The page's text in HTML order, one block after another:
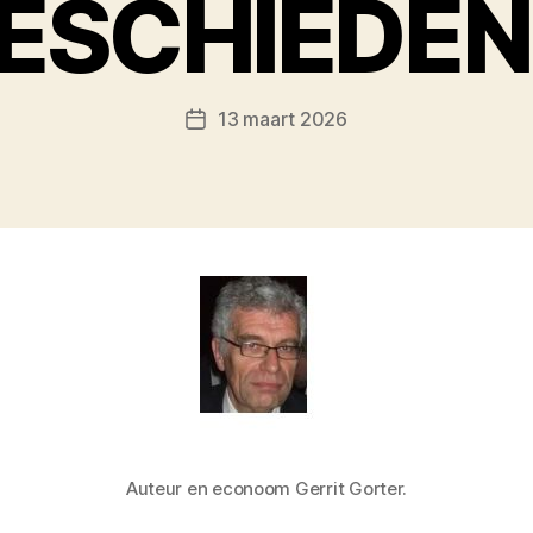
Berichtdatum
13 maart 2026
Auteur en econoom Gerrit Gorter.